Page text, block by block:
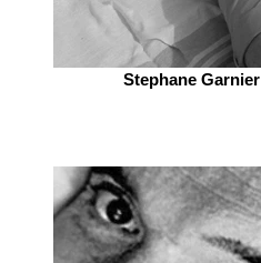
Stephane Garnier